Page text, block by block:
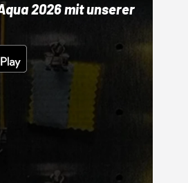
2026 mit unserer